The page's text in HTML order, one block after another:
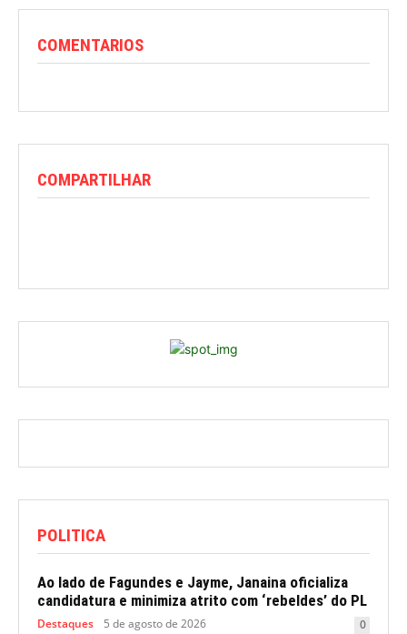
COMENTARIOS
COMPARTILHAR
POLITICA
Ao lado de Fagundes e Jayme, Janaina oficializa
candidatura e minimiza atrito com ‘rebeldes’ do PL
Destaques 5 de agosto de 2026 0